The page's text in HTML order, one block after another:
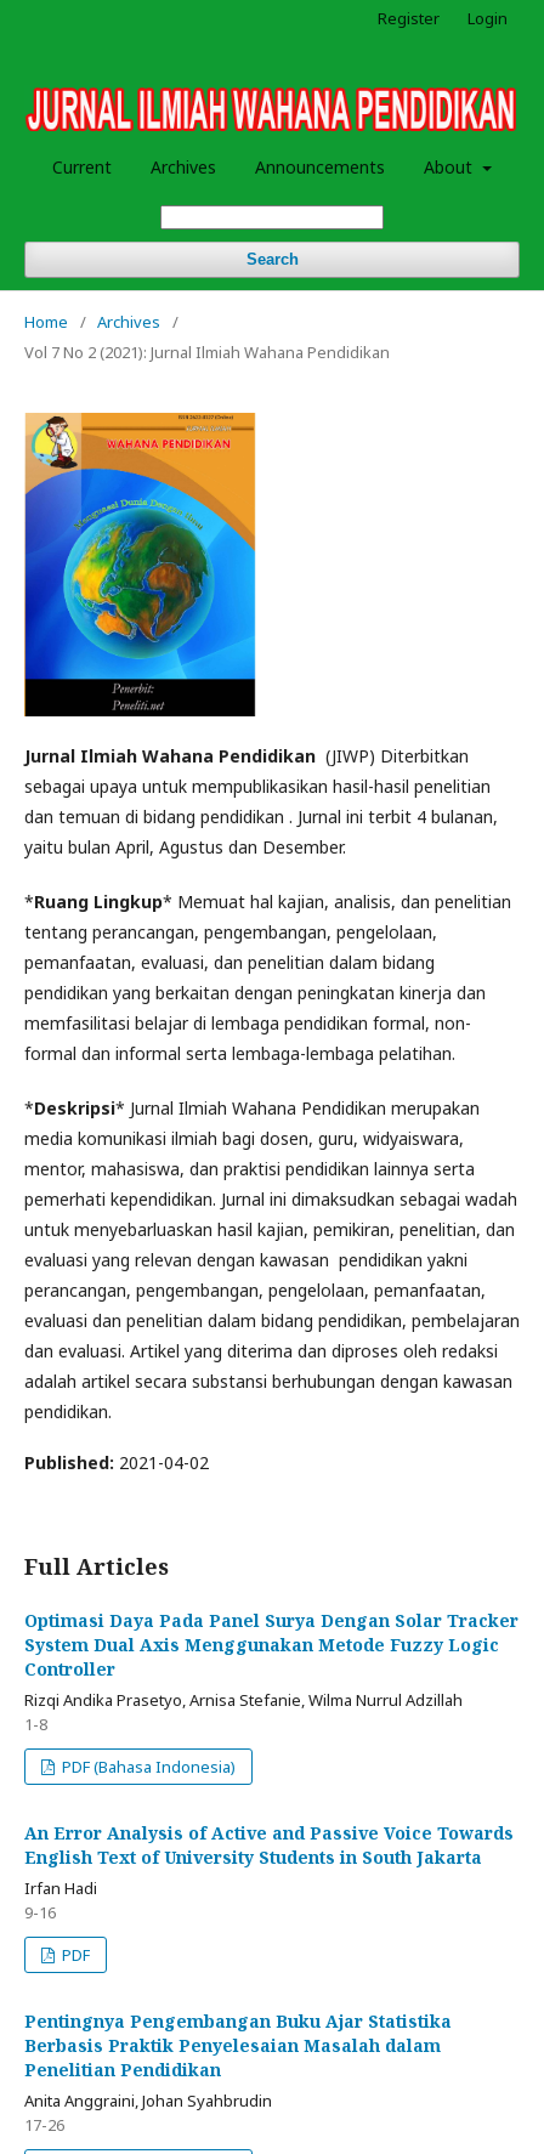
Current Archives Announcements About
Search
Register Login
Home / Archives
/
Vol 7 No 2 (2021): Jurnal Ilmiah Wahana Pendidikan
Jurnal Ilmiah Wahana Pendidikan (JIWP) Diterbitkan
sebagai upaya untuk mempublikasikan hasil-hasil penelitian
dan temuan di bidang pendidikan . Jurnal ini terbit 4 bulanan,
yaitu bulan April, Agustus dan Desember.
*Ruang Lingkup* Memuat hal kajian, analisis, dan penelitian
tentang perancangan, pengembangan, pengelolaan,
pemanfaatan, evaluasi, dan penelitian dalam bidang
pendidikan yang berkaitan dengan peningkatan kinerja dan
memfasilitasi belajar di lembaga pendidikan formal, non-
formal dan informal serta lembaga-lembaga pelatihan.
*Deskripsi* Jurnal Ilmiah Wahana Pendidikan merupakan
media komunikasi ilmiah bagi dosen, guru, widyaiswara,
mentor, mahasiswa, dan praktisi pendidikan lainnya serta
pemerhati kependidikan. Jurnal ini dimaksudkan sebagai wadah
untuk menyebarluaskan hasil kajian, pemikiran, penelitian, dan
evaluasi yang relevan dengan kawasan pendidikan yakni
perancangan, pengembangan, pengelolaan, pemanfaatan,
evaluasi dan penelitian dalam bidang pendidikan, pembelajaran
dan evaluasi. Artikel yang diterima dan diproses oleh redaksi
adalah artikel secara substansi berhubungan dengan kawasan
pendidikan.
Published: 2021-04-02
Full Articles
Optimasi Daya Pada Panel Surya Dengan Solar Tracker
System Dual Axis Menggunakan Metode Fuzzy Logic
Controller
Rizqi Andika Prasetyo, Arnisa Stefanie, Wilma Nurrul Adzillah
1-8
PDF (Bahasa Indonesia)
An Error Analysis of Active and Passive Voice Towards
English Text of University Students in South Jakarta
Irfan Hadi
9-16
PDF
Pentingnya Pengembangan Buku Ajar Statistika
Berbasis Praktik Penyelesaian Masalah dalam
Penelitian Pendidikan
Anita Anggraini, Johan Syahbrudin
17-26